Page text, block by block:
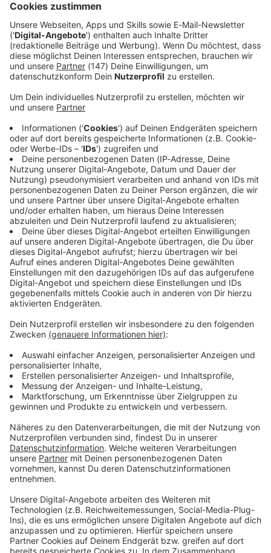
geschätzt. Offizielle Schätzungen dazu gibt es nicht.
Immer auf dem Laufenden
bleiben!
Verpass' nichts mehr - mit unserem kostenlosen
ANTENNE BAYERN Newsletter. Ob Nachrichten,
Lifestyle oder unsere neuesten Aktionen - wir
informieren dich.
Zum Newsletter anmelden
Du möchtest uns etwas sagen?
Kontaktformular